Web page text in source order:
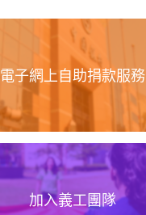
電子網上自助捐款服務
加入義工團隊